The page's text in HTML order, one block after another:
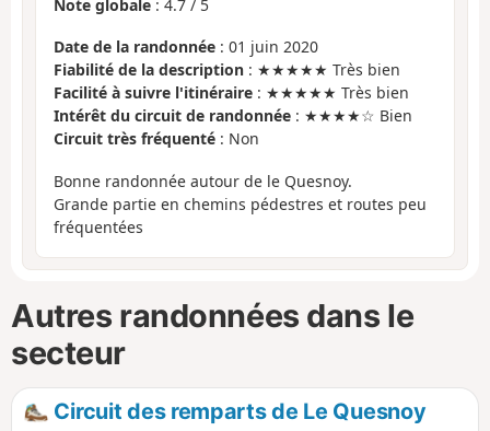
Note globale : 4.7 / 5
Date de la randonnée : 01 juin 2020
Fiabilité de la description : ★★★★★ Très bien
Facilité à suivre l'itinéraire : ★★★★★ Très bien
Intérêt du circuit de randonnée : ★★★★☆ Bien
Circuit très fréquenté : Non
Bonne randonnée autour de le Quesnoy.
Grande partie en chemins pédestres et routes peu
fréquentées
Autres randonnées dans le
secteur
Circuit des remparts de Le Quesnoy